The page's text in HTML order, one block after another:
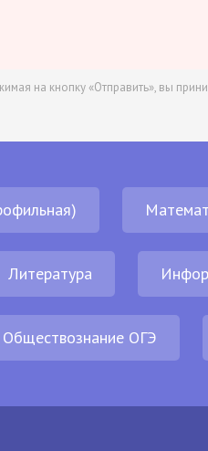
на кнопку «Отправить», вы
Литература
Обществознание ОГЭ